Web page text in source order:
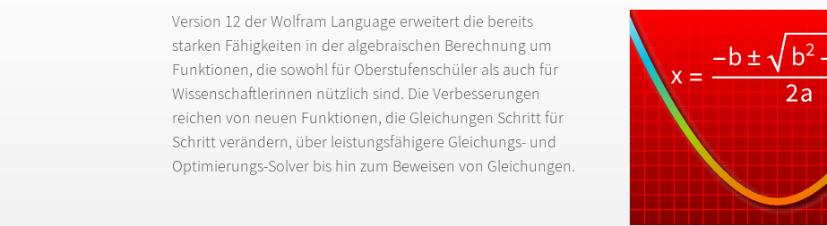
Version 12 der Wolfram Language erweitert die bereits
starken Fähigkeiten in der algebraischen Berechnung um
Funktionen, die sowohl für Oberstufenschüler als auch für
Wissenschaftlerinnen nützlich sind. Die Verbesserungen
reichen von neuen Funktionen, die Gleichungen Schritt für
Schritt verändern, über leistungsfähigere Gleichungs- und
Optimierungs-Solver bis hin zum Beweisen von Gleichungen.